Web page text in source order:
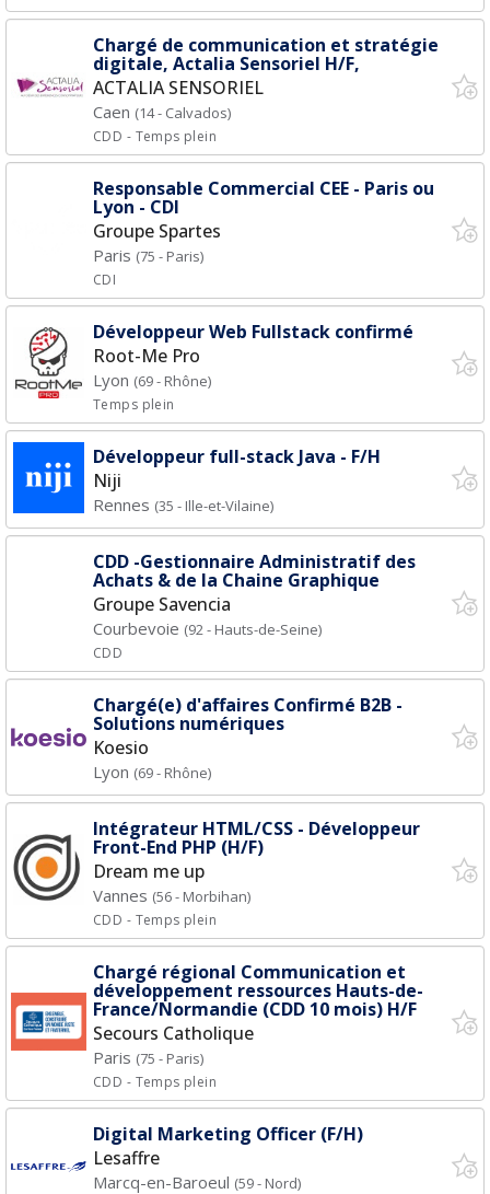
Chargé de communication et stratégie
digitale, Actalia Sensoriel H/F,
ACTALIA SENSORIEL
Caen (14 - Calvados)
CDD - Temps plein
Responsable Commercial CEE - Paris ou
Lyon - CDI
Groupe Spartes
Paris (75 - Paris)
CDI
Développeur Web Fullstack confirmé
Root-Me Pro
Lyon (69 - Rhône)
Temps plein
Développeur full-stack Java - F/H
Niji
Rennes (35 - Ille-et-Vilaine)
CDD -Gestionnaire Administratif des
Achats & de la Chaine Graphique
Groupe Savencia
Courbevoie (92 - Hauts-de-Seine)
CDD
Chargé(e) d'affaires Confirmé B2B -
Solutions numériques
Koesio
Lyon (69 - Rhône)
Intégrateur HTML/CSS - Développeur
Front-End PHP (H/F)
Dream me up
Vannes (56 - Morbihan)
CDD - Temps plein
Chargé régional Communication et
développement ressources Hauts-de-
France/Normandie (CDD 10 mois) H/F
Secours Catholique
Paris (75 - Paris)
CDD - Temps plein
Digital Marketing Officer (F/H)
Lesaffre
Marcq-en-Baroeul (59 - Nord)